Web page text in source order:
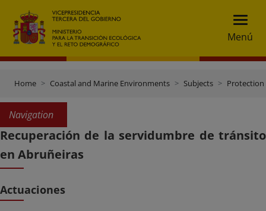
Menú
Home Coastal and Marine Environments Subjects
Navigation
Recuperación de la servidumbre de tránsito
en Abruñeiras
Actuaciones